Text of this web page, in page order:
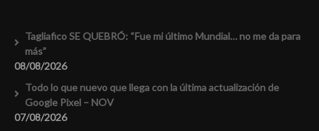
Tagliafico SE QUEBRÓ: “Fue mi último Mundial… no me da para
más”
08/08/2026
Todo lo que nuevo que llega con la última actualización de
Google Pixel – NOV
07/08/2026